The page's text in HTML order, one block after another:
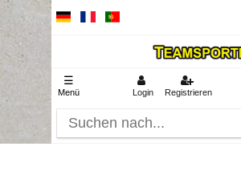
☰
Menü Login Registrieren